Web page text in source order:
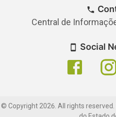
Central de
Social
© Copyright 2026 All rights